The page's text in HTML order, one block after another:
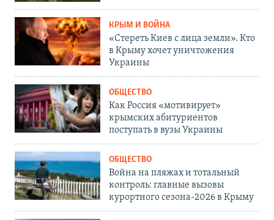
КРЫМ И ВОЙНА
«Стереть Киев с лица земли». Кто
в Крыму хочет уничтожения
Украины
ОБЩЕСТВО
Как Россия «мотивирует»
крымских абитуриентов
поступать в вузы Украины
ОБЩЕСТВО
Война на пляжах и тотальный
контроль: главные вызовы
курортного сезона-2026 в Крыму